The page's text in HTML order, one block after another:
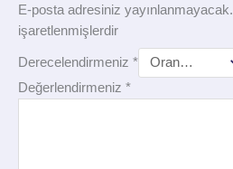
E-posta adresiniz yayınlanmayacak.
işaretlenmişlerdir
Derecelendirmeniz *
Değerlendirmeniz *